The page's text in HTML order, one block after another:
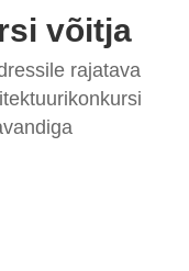
võitja
rajatava